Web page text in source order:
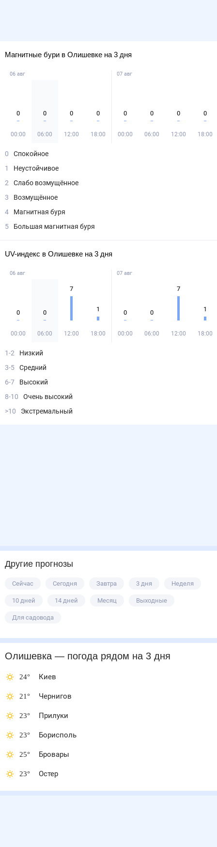
Магнитные бури в Олишевке на 3 дня
06 авг
0
00:00
0
06:00
0
12:00
0
18:00
07 авг
0
00:00
0
06:00
0
12:00
0
18:00
0
Спокойное
1
Неустойчивое
2
Слабо возмущённое
3
Возмущённое
4
Магнитная буря
5
Большая магнитная буря
UV-индекс в Олишевке на 3 дня
06 авг
0
00:00
0
06:00
7
12:00
1
18:00
07 авг
0
00:00
0
06:00
7
12:00
1
18:00
1-2
Низкий
3-5
Средний
6-7
Высокий
8-10
Очень высокий
>10
Экстремальный
Другие прогнозы
Сейчас Сегодня Завтра 3 дня Неделя
10 дней 14 дней Месяц Выходные
Для садовода
Олишевка — погода рядомна 3 дня
24° Киев
21° Чернигов
23° Прилуки
23° Борисполь
25° Бровары
23° Остер